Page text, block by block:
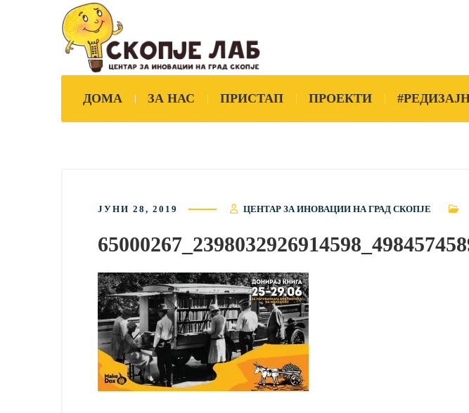
ДОМА ЗА НАС ПРИСТАП ПРОЕКТИ
ЈУНИ 28, 2019 ЦЕНТАР ЗА ИНОВАЦИИ НА ГРАД СКОПЈЕ